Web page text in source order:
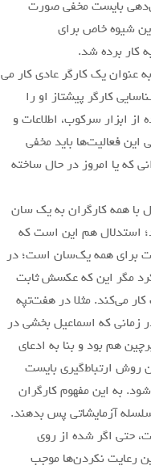
بایست مخفی صورت
شیوه خاص برای
کار برده شد.
عنوان یک کارگر عادی کار می
کارگر پیشتاز او را
ابزار سرکوب، اطلاعات و
این فعالیت‌ها باید مخفی
که یا امروز در حال ساخته
با همه کارگران به یک سان
استدلال هم این است که
برای همه یک‌سان است؛ در
کرد مگر این که عکسش ثابت
می‌کند. مثلا در هفت‌تپه
زمانی که اسماعیل بخشی در
هم بود و بنا به ادعای
روش ارتباط‌گیری بایست
به این مفهوم کارگران
آزمایشاتی پس بدهند.
حتی اگر شده از روی
رعایت نکردن‌ها موجب